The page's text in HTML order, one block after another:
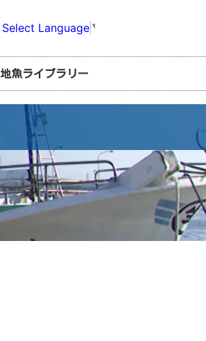
Select Language ▼
地魚ライブラリー